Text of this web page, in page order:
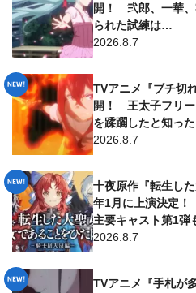
開！ 弐郎、一華、
られた試練は…
2026.8.7
TVアニメ『ブチ切
開！ 王太子フリー
を蹂躙したと知っ
2026.8.7
十夜原作『転生し
年1月に上演決定
主要キャスト第1弾
2026.8.7
TVアニメ『手札が